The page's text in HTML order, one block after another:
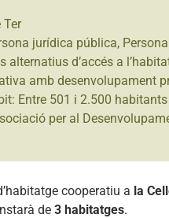
Ter
jurídica pública,
alternatius d’accés a
amb desenvolupament
Entre 501 i 2.500 habitants
per al
cooperatiu a la
de 3 habitatges.